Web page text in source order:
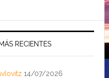
RECIENTES
14/07/2026